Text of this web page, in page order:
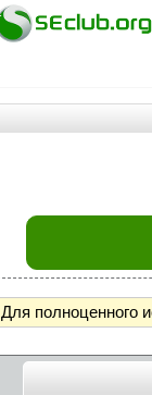
Для полноценного